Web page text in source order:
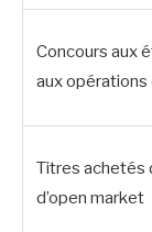
Concours aux
aux
Titres achetés
d’open market